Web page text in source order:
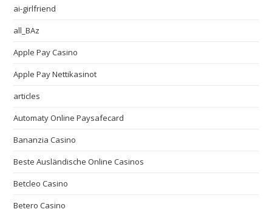
ai-girlfriend
all_BAz
Apple Pay Casino
Apple Pay Nettikasinot
articles
Automaty Online Paysafecard
Bananzia Casino
Beste Ausländische Online Casinos
Betcleo Casino
Betero Casino